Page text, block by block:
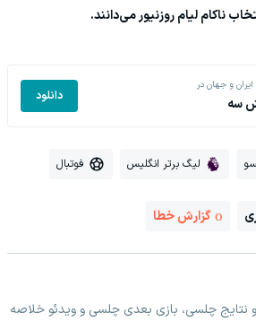
ناکام لیام روزنیور می‌دانند.
ایران و جهان در
سه دانلود
لیگ برتر انگلیس فوتبال
گزارش خطا
نتایج چلسی، بازی بعدی چلسی و ویدئو خلاصه